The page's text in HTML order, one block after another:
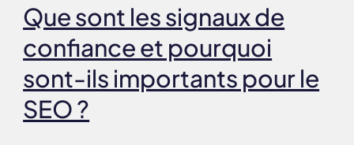
Que sont les signaux de
confiance et pourquoi
sont-ils importants pour le
SEO ?